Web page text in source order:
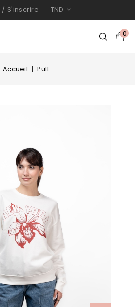
/ S'inscrire TND
0
Accueil Pull